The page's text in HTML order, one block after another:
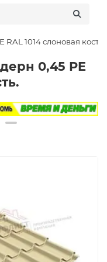
1014 слоновая кость.
0,45 PE